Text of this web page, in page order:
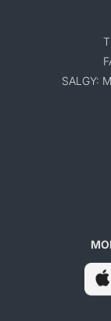
SALGY: